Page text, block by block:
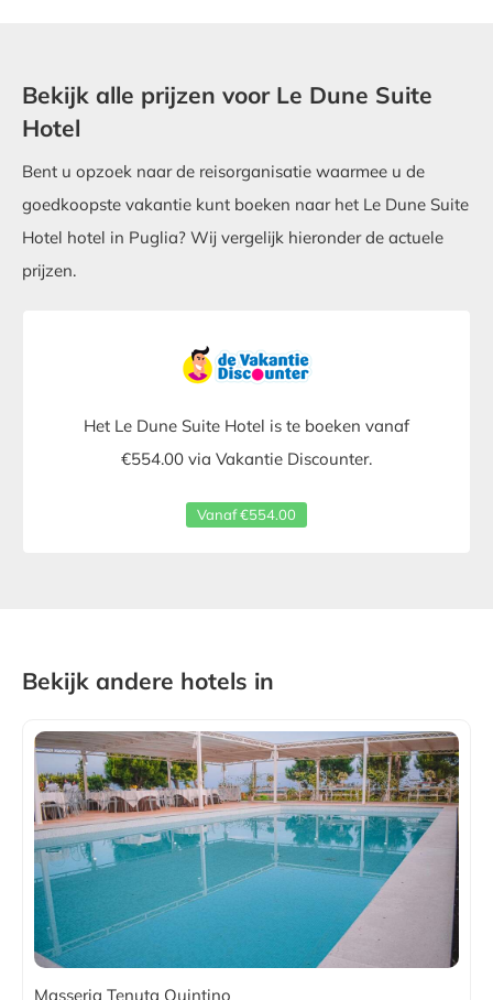
Bekijk alle prijzen voor Le Dune Suite
Hotel
Bent u opzoek naar de reisorganisatie waarmee u de
goedkoopste vakantie kunt boeken naar het Le Dune Suite
Hotel hotel in Puglia? Wij vergelijk hieronder de actuele
prijzen.
Het Le Dune Suite Hotel is te boeken vanaf
€554.00 via Vakantie Discounter.
Vanaf €554.00
Bekijk andere hotels in
Masseria Tenuta Quintino